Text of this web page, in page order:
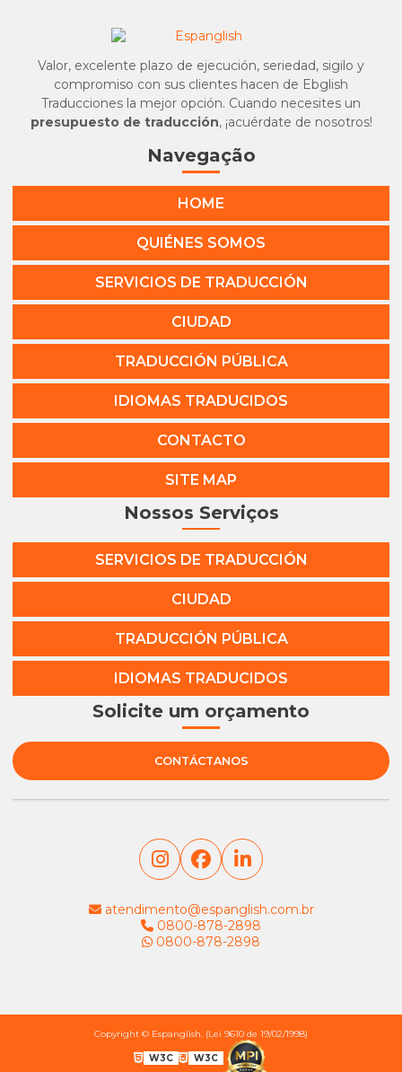
Valor, excelente plazo de ejecución, seriedad, sigilo y
compromiso con sus clientes hacen de Ebglish
Traducciones la mejor opción. Cuando necesites un
presupuesto de traducción, ¡acuérdate de nosotros!
Navegação
HOME
QUIÉNES SOMOS
SERVICIOS DE TRADUCCIÓN
CIUDAD
TRADUCCIÓN PÚBLICA
IDIOMAS TRADUCIDOS
CONTACTO
SITE MAP
Nossos Serviços
SERVICIOS DE TRADUCCIÓN
CIUDAD
TRADUCCIÓN PÚBLICA
IDIOMAS TRADUCIDOS
Solicite um orçamento
CONTÁCTANOS
atendimento@espanglish.com.br
0800-878-2898
0800-878-2898
Copyright © Espanglish. (Lei 9610 de 19/02/1998)
W3C W3C